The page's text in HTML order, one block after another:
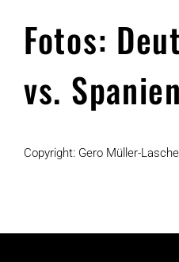
Fotos:
vs. Spanien
Copyright: Gero Müller-